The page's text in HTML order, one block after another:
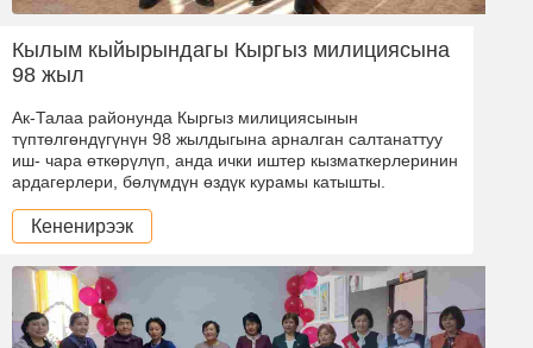
Кылым кыйырындагы Кыргыз милициясына
98 жыл
Ак-Талаа районунда Кыргыз милициясынын
түптөлгөндүгүнүн 98 жылдыгына арналган салтанаттуу
иш- чара өткөрүлүп, анда ички иштер кызматкерлеринин
ардагерлери, бөлүмдүн өздүк курамы катышты.
Кененирээк